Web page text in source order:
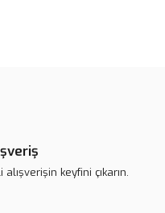
keyfini çıkarın.